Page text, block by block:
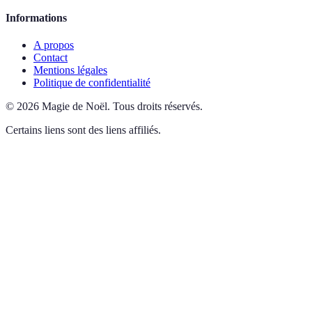
Informations
A propos
Contact
Mentions légales
Politique de confidentialité
© 2026 Magie de Noël. Tous droits réservés.
Certains liens sont des liens affiliés.